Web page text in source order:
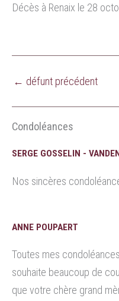
Décès à Renaix le 28
← défunt précédent
Condoléances
SERGE GOSSELIN -
Nos sincères
ANNE POUPAERT
Toutes mes
souhaite beaucoup de
que votre chère grand